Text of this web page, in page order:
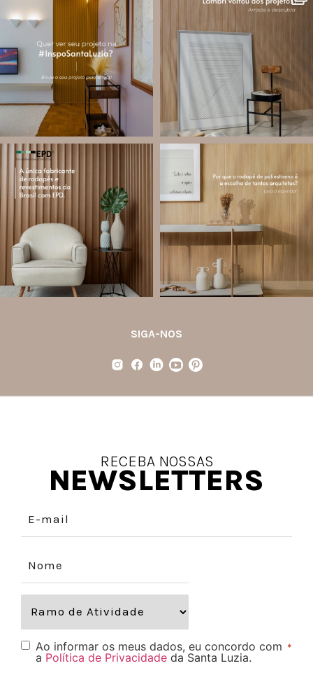
A #InspoSantaLuzia é um espaço
criado para divulgar projetos que
utilizam produtos Santa Luzia e
valorizar o trabalho de arquitetos,
designers de...
Jul 28
13 0
O lambri é um revestimento versátil
painéis decorativos e diversas
composições para valorizar o
Jul 27
86 8
Você sabe o que é EPD?
A Declaração Ambiental de Produto
(Environmental Product Declaration) é
um documento internacional que
Jul 21
35 1
Os rodapés de poliestireno
conquistaram espaço na arquitetura
porque unem estética, praticidade e
desempenho em um único produto.
Diferente
SIGA-NOS
RECEBA NOSSAS
NEWSLETTERS
Ao informar os meus dados, eu concordo com
a Política de Privacidade da Santa Luzia.
*